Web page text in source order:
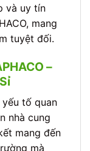
và uy tín
mang
tuyệt đối.
–
tố quan
nhà cung
mang đến
mà